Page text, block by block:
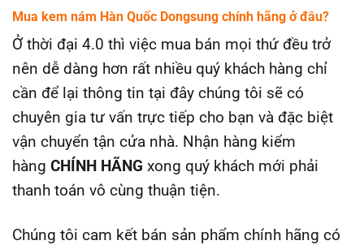
Mua kem nám Hàn Quốc Dongsung chính hãng ở đâu?
Ở thời đại 4.0 thì việc mua bán mọi thứ đều trở
nên dễ dàng hơn rất nhiều quý khách hàng chỉ
cần để lại thông tin tại đây chúng tôi sẽ có
chuyên gia tư vấn trực tiếp cho bạn và đặc biệt
vận chuyển tận cửa nhà. Nhận hàng kiểm
hàng CHÍNH HÃNG xong quý khách mới phải
thanh toán vô cùng thuận tiện.
Chúng tôi cam kết bán sản phẩm chính hãng có